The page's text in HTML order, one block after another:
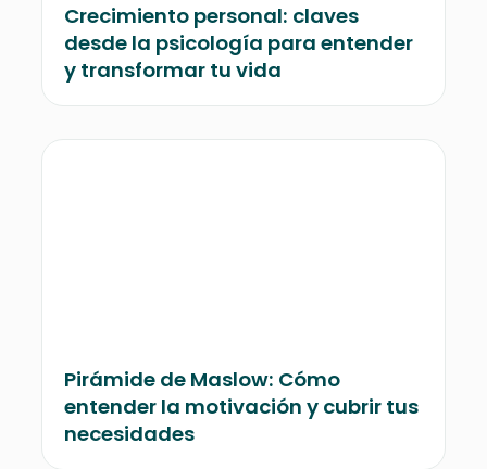
Crecimiento personal: claves
desde la psicología para entender
y transformar tu vida
Pirámide de Maslow: Cómo
entender la motivación y cubrir tus
necesidades